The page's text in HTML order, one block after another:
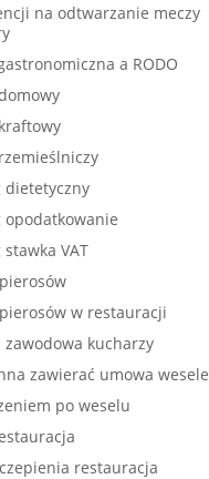
na odtwarzanie meczy
a RODO
dietetyczny
VAT
w restauracji
kucharzy
zawierać umowa wesele
po weselu
restauracja